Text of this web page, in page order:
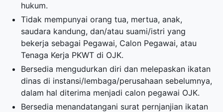
hukum.
Tidak mempunyai orang tua, mertua, anak,
saudara kandung, dan/atau suami/istri yang
bekerja sebagai Pegawai, Calon Pegawai, atau
Tenaga Kerja PKWT di OJK.
Bersedia mengudurkan diri dan melepaskan ikatan
dinas di instansi/lembaga/perusahaan sebelumnya,
dalam hal diterima menjadi calon pegawai OJK.
Bersedia menandatangani surat pernjanjian ikatan